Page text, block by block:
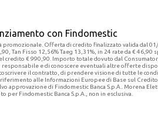
con Findomestic
Offerta di credito finalizzato valida dal
Tan Fisso 12,56% Taeg 13,31%, in 24 rate da € 46,90
credito € 990,90. Importo totale dovuto dal
e di conoscere eventuali altre offerte
il contratto, di prendere visione di tutte le
alle Informazioni Europee di Base sul
approvazione di Findomestic Banca S.p.A.. Morena
per Findomestic Banca S.p.A., non in esclusiva.